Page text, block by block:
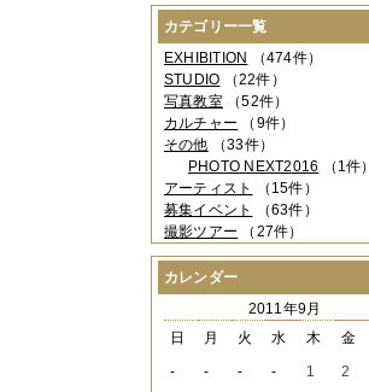
2022年09月（2件）
2022年08月
（3件）
2022年07月（3件）
2022年05月（4件）
2022年04月（2件）
2022年03月
（5件）
2022年02月（3件）
2022年01月（3件）
2021年12月（2件）
2021年11月（3件）
2021年10月
（1件）
2021年08月
2021年07月（1件）
（3件）
2021年05月（2件）
カテゴリー一覧
EXHIBITION （474件）
STUDIO （22件）
写真教室（52件）
カルチャー （9件）
その他 （33件）
PHOTO NEXT2016 （1件）
アーティスト
（15件）
募集イベント
（63件）
撮影ツアー （27件）
カレンダー
2011年9月
日
月 火 水 木 金
-
- - - 1 2